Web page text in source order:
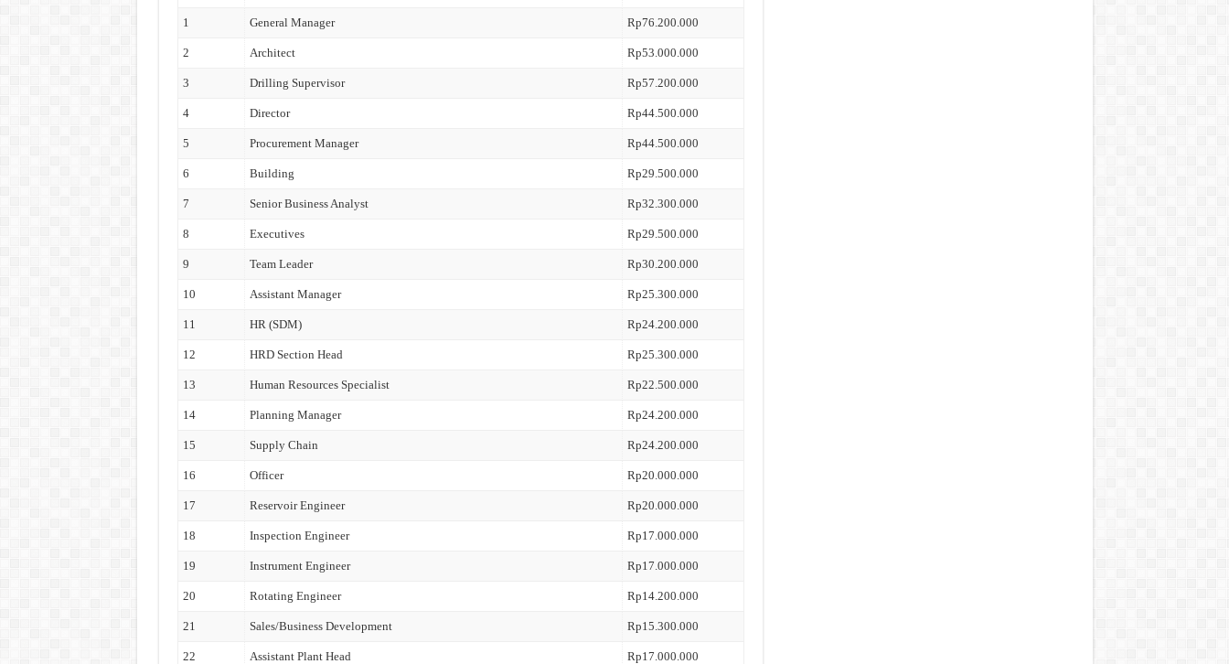
1 General Manager Rp76.200.000
2 Architect Rp53.000.000
3 Drilling Supervisor Rp57.200.000
4 Director Rp44.500.000
5 Procurement Manager Rp44.500.000
6 Building Rp29.500.000
7 Senior Business Analyst Rp32.300.000
8 Executives Rp29.500.000
9 Team Leader Rp30.200.000
10 Assistant Manager Rp25.300.000
11 HR (SDM) Rp24.200.000
12 HRD Section Head Rp25.300.000
13 Human Resources Specialist Rp22.500.000
14 Planning Manager Rp24.200.000
15 Supply Chain Rp24.200.000
16 Officer Rp20.000.000
17 Reservoir Engineer Rp20.000.000
18 Inspection Engineer Rp17.000.000
19 Instrument Engineer Rp17.000.000
20 Rotating Engineer Rp14.200.000
21 Sales/Business Development Rp15.300.000
22 Assistant Plant Head Rp17.000.000